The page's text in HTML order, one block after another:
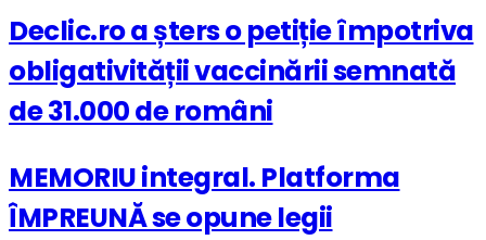
Declic.ro a șters o petiție împotriva
obligativității vaccinării semnată
de 31.000 de români
MEMORIU integral. Platforma
ÎMPREUNĂ se opune legii